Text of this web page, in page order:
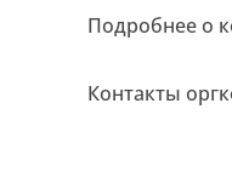
Подробнее о
Контакты